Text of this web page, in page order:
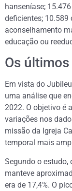
hanseníase;
deficientes; 10.589
aconselhamento
educação ou
Os
Em vista do
uma análise que
2022. O objetivo é
variações nos
missão da Igreja
temporal mais
Segundo o estudo,
manteve
era de 17,4%. O